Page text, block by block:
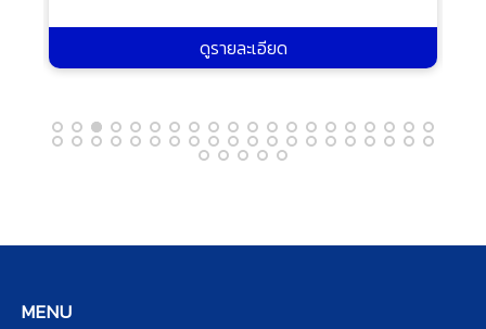
ดูรายละเอียด
MENU